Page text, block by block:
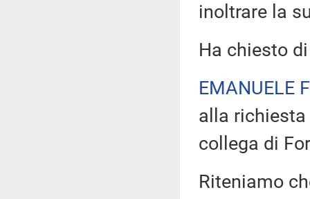
inoltrare la
Ha chiesto
EMANUELE
alla
collega di
Riteniamo